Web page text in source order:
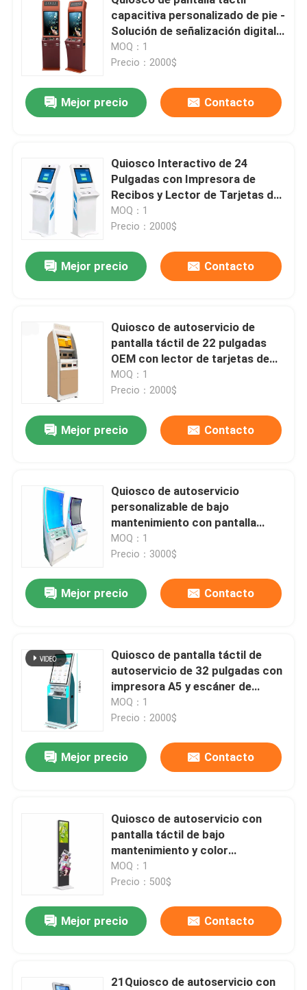
Deja un mensaje
¡Te llamaremos pronto!
Pida una cita
Quiosco de pedidos automáticos
Sistema postal de autoservicio
Quiosco de Digitaces de la pantalla táctil
Digitaces Whiteboard interactivo
Pantalla publicitaria de alto brillo
Elevador que hace publicidad de la exhibición
Mesa de pantalla táctil interactiva
Pared que empalma del LCD
LCD que hace publicidad de la exhibición
capacitiva personalizado de pie -
Solución de señalización digital
de autoservicio
MOQ：1
Precio：2000$
Mejor precio Contacto
Quiosco Interactivo de 24
Pulgadas con Impresora de
Recibos y Lector de Tarjetas de
Identificación para Aplicaciones
de Autoservicio
MOQ：1
Precio：2000$
Mejor precio Contacto
Quiosco de autoservicio de
pantalla táctil de 22 pulgadas
OEM con lector de tarjetas de
identificación e impresora de
recibos
MOQ：1
Precio：2000$
Mejor precio Contacto
Quiosco de autoservicio
personalizable de bajo
mantenimiento con pantalla
táctil de 43/32 pulgadas
MOQ：1
Precio：3000$
Mejor precio Contacto
Quiosco de pantalla táctil de
autoservicio de 32 pulgadas con
impresora A5 y escáner de
códigos de barras
MOQ：1
Precio：2000$
Mejor precio Contacto
Quiosco de autoservicio con
pantalla táctil de bajo
mantenimiento y color
personalizable con opciones de
tamaño de 22/32 pulgadas
MOQ：1
Precio：500$
Mejor precio Contacto
21Quiosco de autoservicio con